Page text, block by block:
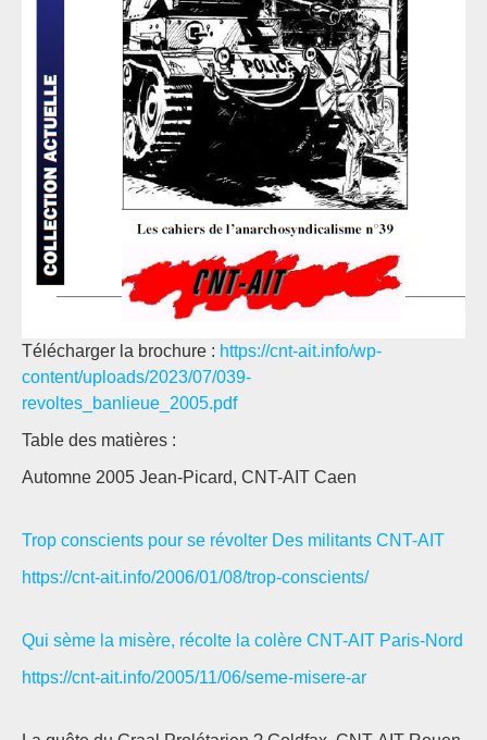
Télécharger la brochure : https://cnt-ait.info/wp-
content/uploads/2023/07/039-
revoltes_banlieue_2005.pdf
Table des matières :
Automne 2005 Jean-Picard, CNT-AIT Caen
Trop conscients pour se révolter Des militants CNT-AIT
https://cnt-ait.info/2006/01/08/trop-conscients/
Qui sème la misère, récolte la colère CNT-AIT Paris-Nord
https://cnt-ait.info/2005/11/06/seme-misere-ar